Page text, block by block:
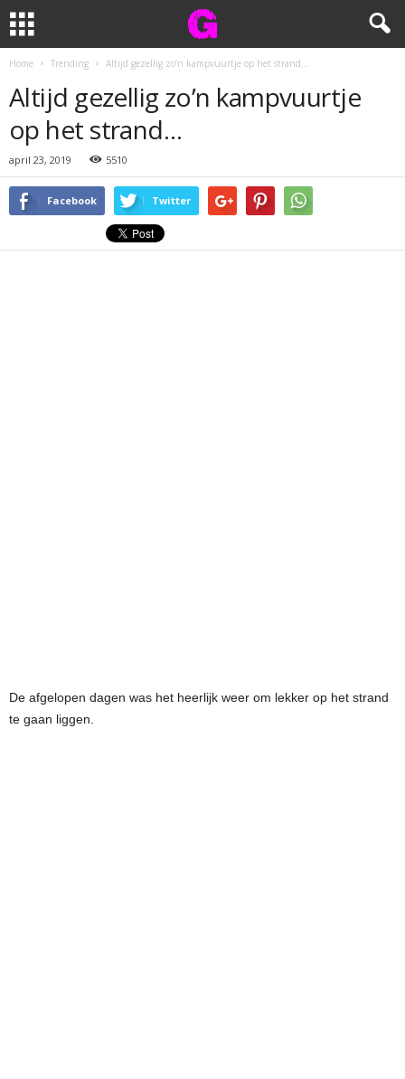
Home Trending Altijd gezellig zo’n kampvuurtje op het strand…
Altijd gezellig zo’n kampvuurtje
op het strand…
april 23, 2019 5510
Facebook Twitter
De afgelopen dagen was het heerlijk weer om lekker op het strand
te gaan liggen.